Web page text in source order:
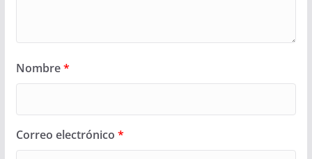
Nombre*
Correo electrónico *